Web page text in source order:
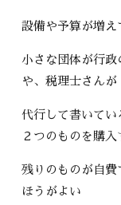
設備や予算が増え
小さな団体が行
や、税理士さんが
代行して書いてい
２つのものを購入
残りのものが自費
ほうがよい